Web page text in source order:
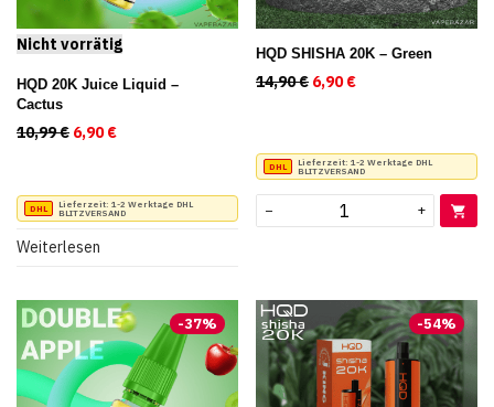
HQD 20K Juice Liquid –
Cactus
10,99€ Ursprünglicher Preis war: 10,99 €
6,90€
Lieferzeit: 1-2 Werktage DHL
BLITZVERSAND
Weiterlesen
HQD SHISHA 20K – Green
14,90€ Ursprünglicher Preis
6,90€
Lieferzeit: 1-2 Werktage DHL
BLITZVERSAND
− +
-37% -54%